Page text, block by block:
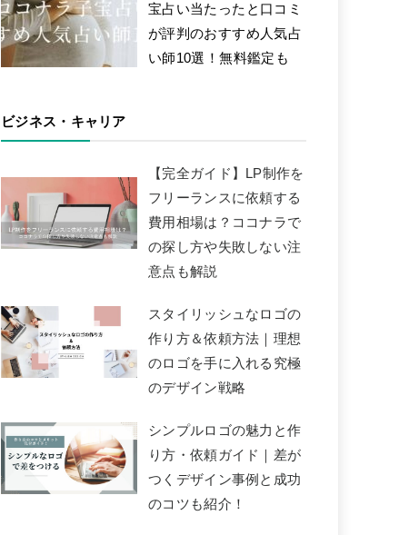
宝占い当たったと口コミ
が評判のおすすめ人気占
い師10選！無料鑑定も
ビジネス・キャリア
【完全ガイド】LP制作を
フリーランスに依頼する
費用相場は？ココナラで
の探し方や失敗しない注
意点も解説
スタイリッシュなロゴの
作り方＆依頼方法｜理想
のロゴを手に入れる究極
のデザイン戦略
シンプルロゴの魅力と作
り方・依頼ガイド｜差が
つくデザイン事例と成功
のコツも紹介！